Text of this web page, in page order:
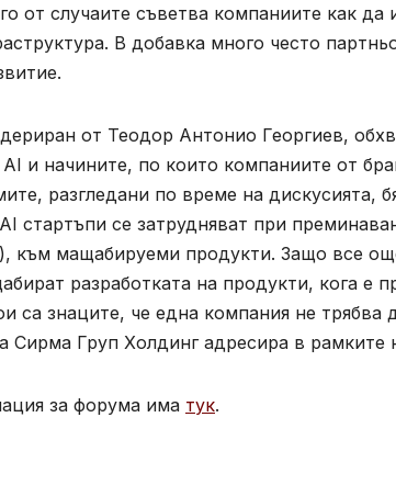
от случаите съветва компаниите как да
В добавка много често
от Теодор Антонио Георгиев,
и начините, по които компаниите от
разгледани по време на дискусията,
стартъпи се затрудняват при
към мащабируеми продукти. Защо все
разработката на продукти, кога е
са знаците, че една компания не
Сирма Груп Холдинг адресира в рамките
за форума има тук.